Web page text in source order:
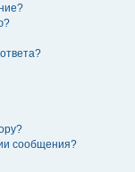
сообщения?